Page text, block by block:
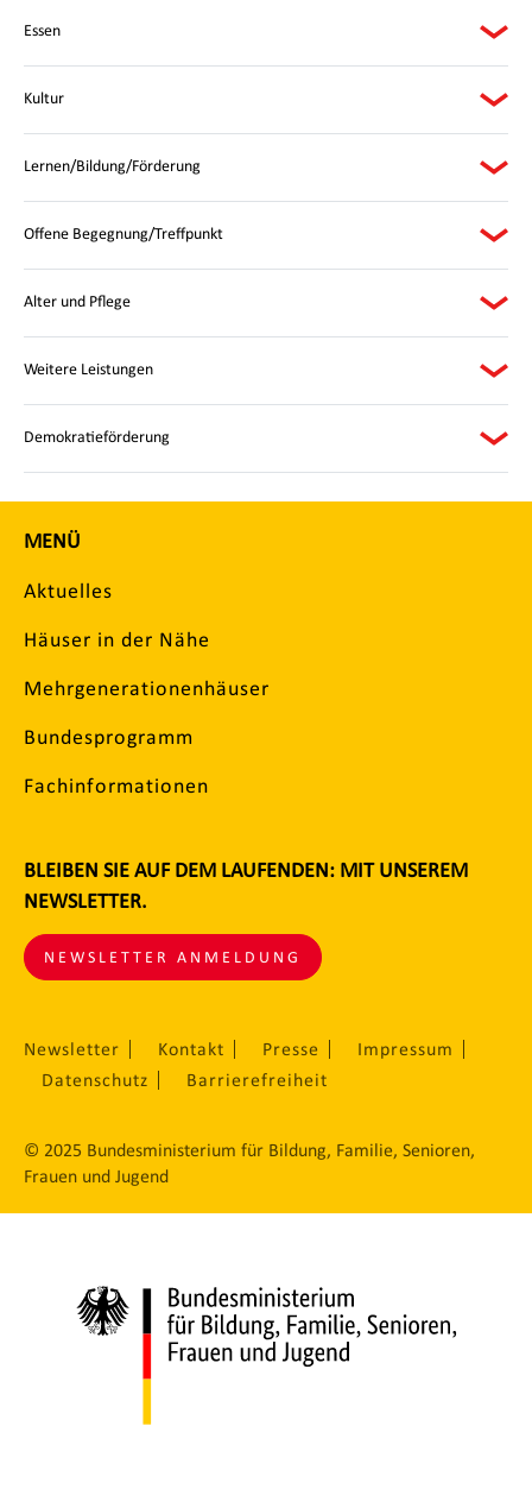
Essen
Kultur
Lernen/Bildung/Förderung
Offene Begegnung/Treffpunkt
Alter und Pflege
Weitere Leistungen
Demokratieförderung
MENÜ
Aktuelles
Häuser in der Nähe
Mehrgenerationenhäuser
Bundesprogramm
Fachinformationen
BLEIBEN SIE AUF DEM LAUFENDEN: MIT UNSEREM
NEWSLETTER.
NEWSLETTER ANMELDUNG
Newsletter Kontakt Presse
Impressum
Datenschutz
Barrierefreiheit
© 2025 Bundesministerium für Bildung, Familie, Senioren,
Frauen und Jugend